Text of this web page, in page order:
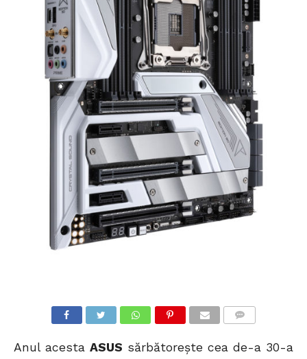
Anul acesta ASUS sărbătorește cea de-a 30-a